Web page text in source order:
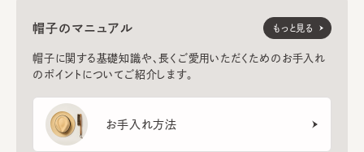
帽子のマニュアル
帽子に関する基礎知識や、長くご愛用いただくためのお手入れ
のポイントについてご紹介します。
お手入れ方法
もっと見る